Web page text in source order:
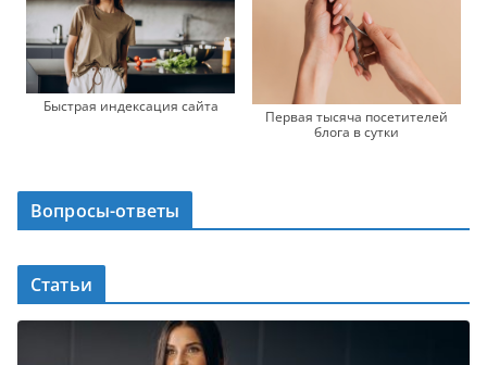
Быстрая индексация сайта
Первая тысяча посетителей
блога в сутки
Вопросы-ответы
Статьи